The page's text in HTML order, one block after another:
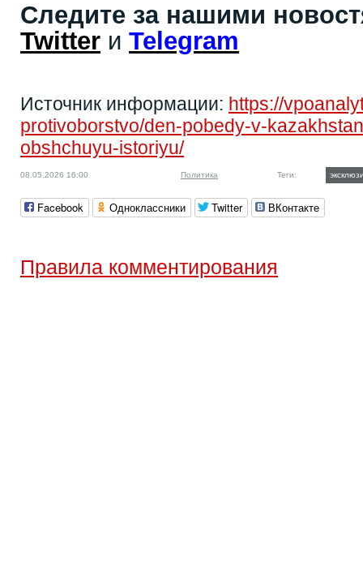
Следите за нашими
Twitter и Telegram
Источник информации: https://
protivoborstvo/den-pobedy-v-
obshchuyu-istoriyu/
08.05.2026 16:00 Политика Теги:
Facebook Одноклассники Twitter ВКонтакте
Правила комментирования